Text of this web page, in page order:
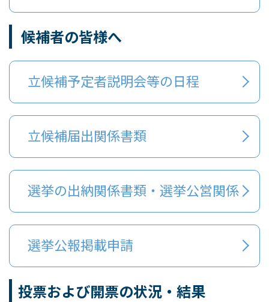
候補者の皆様へ
立候補予定者説明会等の日程
立候補届出関係書類
選挙の出納関係書類・選挙公営関係
選挙公報掲載申請
投票および開票の状況・結果